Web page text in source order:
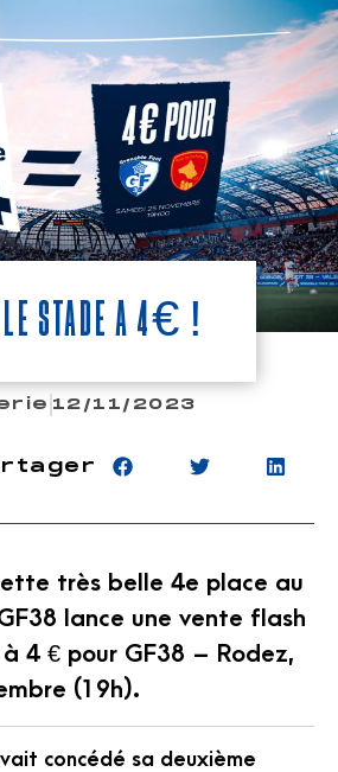
le stade à 4€ !
12/11/2023
très belle 4e place au
lance une vente flash
4 € pour GF38 – Rodez,
(19h).
concédé sa deuxième